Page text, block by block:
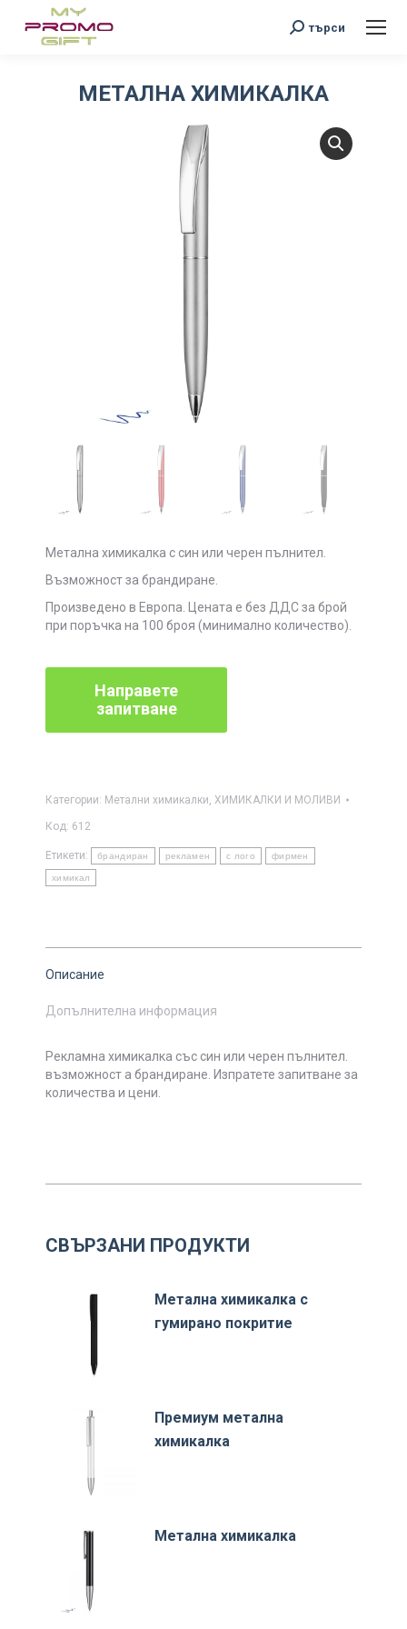
Search:
търси
МЕТАЛНА ХИМИКАЛКА
Метална химикалка с син или черен пълнител.
Възможност за брандиране.
Произведено в Европа. Цената е без ДДС за брой
при поръчка на 100 броя (минимално количество).
Категории: Метални химикалки ХИМИКАЛКИ И МОЛИВИ
Код: 612
Етикети: брандиран рекламен с лого фирмен
химикал
Описание
Допълнителна информация
Рекламна химикалка със син или черен пълнител.
възможност а брандиране. Изпратете запитване за
количества и цени.
СВЪРЗАНИ ПРОДУКТИ
Метална химикалка с
гумирано покритие
Премиум метална
химикалка
Метална химикалка